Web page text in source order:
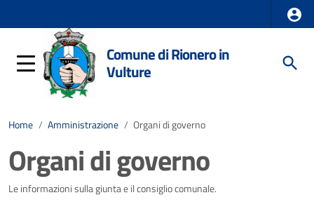
Comune di Rionero in
Vulture
Home / Amministrazione / Organi di governo
Organi di governo
Le informazioni sulla giunta e il consiglio comunale.